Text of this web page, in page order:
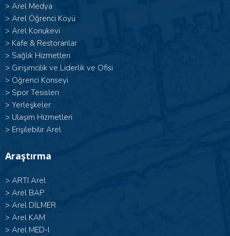
> Arel Medya
> Arel Öğrenci Köyü
> Arel Konukevi
> Kafe & Restoranlar
> Sağlık Hizmetleri
> Girişimcilik ve Liderlik ve Ofisi
> Öğrenci Konseyi
> Spor Tesisleri
> Yerleşkeler
> Ulaşım Hizmetleri
> Erişilebilir Arel
Araştırma
> ARTI Arel
> Arel BAP
> Arel DİLMER
> Arel KAM
> Arel MED-I